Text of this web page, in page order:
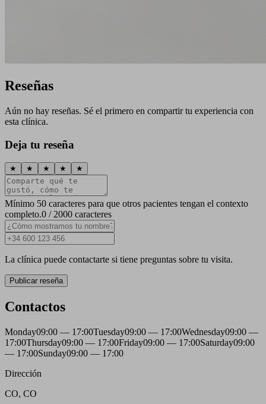
Reseñas
Aún no hay reseñas. Sé el primero en compartir tu experiencia con
esta clínica.
Deja tu reseña
★ ★ ★ ★ ★
Mínimo 50 caracteres para que otros pacientes tengan el contexto
completo.0 / 2000 caracteres
La clínica puede contactarte si tiene preguntas sobre tu visita.
Publicar reseña
Contactos
Monday09:00 — 17:00Tuesday09:00 — 17:00Wednesday09:00 —
17:00Thursday09:00 — 17:00Friday09:00 — 17:00Saturday09:00
— 17:00Sunday09:00 — 17:00
Dirección
CO, CO